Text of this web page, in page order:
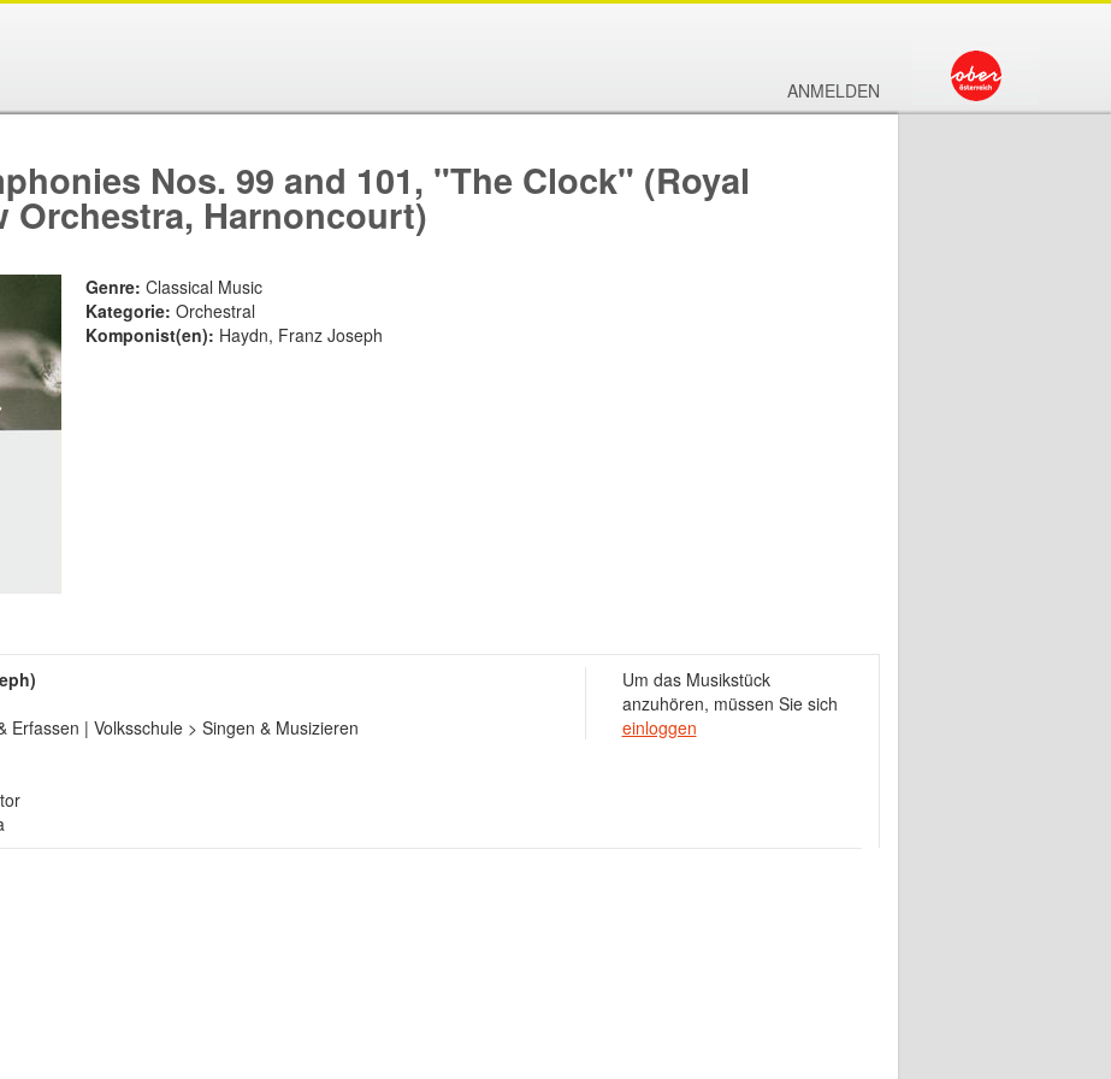
ANMELDEN
Nos. 99 and 101, "The Clock" (Royal
Orchestra, Harnoncourt)
Genre: Classical Music
Kategorie: Orchestral
Komponist(en): Haydn, Franz Joseph
Erfassen | Volksschule > Singen & Musizieren
Um das Musikstück
anzuhören, müssen Sie sich
einloggen